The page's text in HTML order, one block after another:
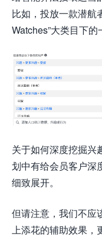
比如，投放一款潜航
Watches”大类目下的
关于如何深度挖掘兴
划中有给会员客户深
细致展开。
但请注意，我们不应
上添花的辅助效果，